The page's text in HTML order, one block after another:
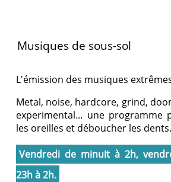
Musiques de sous-sol
L'émission des musiques
Metal, noise, hardcore, grind,
experimental... une programme
les oreilles et déboucher les dents.
Vendredi de minuit à 2h,
23h à 2h.